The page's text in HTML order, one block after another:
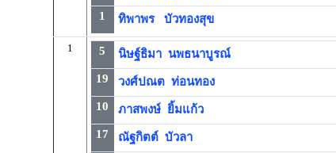
1 ทิพาพร บัวทองสุข
1 5 นิษฐ์ธิมา นพธนาบูรณ์
19 วงศ์ปณต ท่อนทอง
10 ภาสพงษ์ ยิ้มแก้ว
17 ณัฐกิตต์ บัวลา